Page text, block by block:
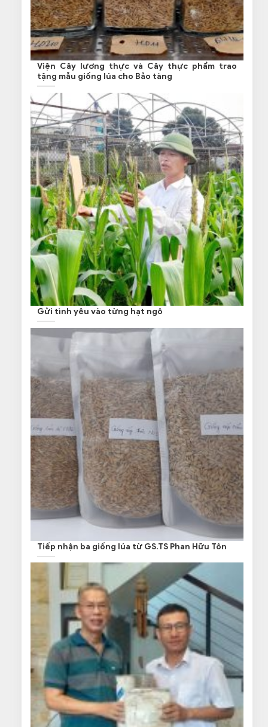
Viện Cây lương thực và Cây thực phẩm trao
tặng mẫu giống lúa cho Bảo tàng
Gửi tình yêu vào từng hạt ngô
Tiếp nhận ba giống lúa từ GS.TS Phan Hữu Tôn